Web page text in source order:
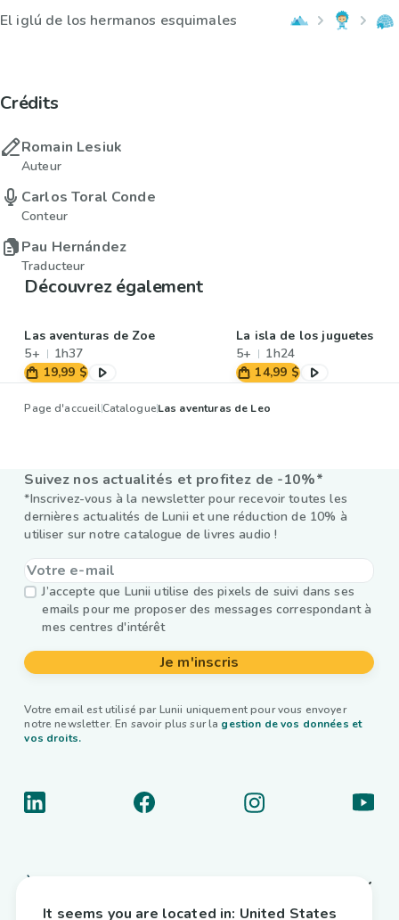
El iglú de los hermanos esquimales
Crédits
Romain Lesiuk
Auteur
Carlos Toral Conde
Conteur
Pau Hernández
Traducteur
Découvrez également
Las aventuras de Zoe
5+
1h37
19,99 $
La isla de los juguetes
5+
1h24
14,99 $
Page d'accueilCatalogueLas aventuras de Leo
Suivez nos actualités et profitez de -10%*
*Inscrivez-vous à la newsletter pour recevoir toutes les
dernières actualités de Lunii et une réduction de 10% à
utiliser sur notre catalogue de livres audio !
J’accepte que Lunii utilise des pixels de suivi dans ses
emails pour me proposer des messages correspondant à
mes centres d'intérêt
Je m'inscris
Votre email est utilisé par Lunii uniquement pour vous envoyer
notre newsletter. En savoir plus sur la gestion de vos données et
vos droits.
It seems you are located in: United States